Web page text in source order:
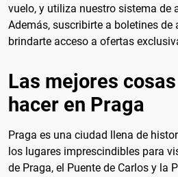
vuelo, y utiliza nuestro sistema de
Además, suscribirte a boletines de
brindarte acceso a ofertas
Las mejores
hacer en Praga
Praga es una ciudad llena de
los lugares imprescindibles para
de Praga, el Puente de Carlos y la